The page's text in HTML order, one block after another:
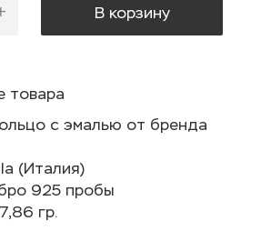
В корзину
товара
с эмалью от бренда
(Италия)
925 пробы
гр.